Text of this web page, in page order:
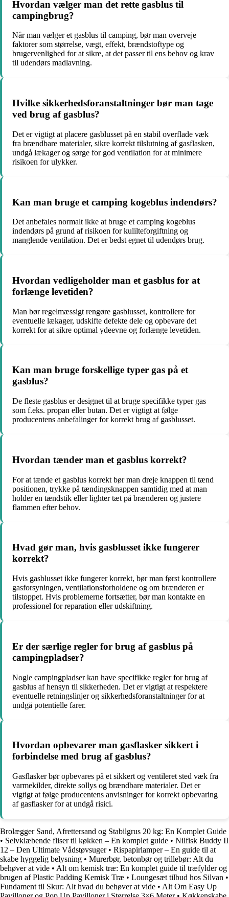
Hvordan vælger man det rette gasblus til
campingbrug?
Når man vælger et gasblus til camping, bør man overveje
faktorer som størrelse, vægt, effekt, brændstoftype og
brugervenlighed for at sikre, at det passer til ens behov og krav
til udendørs madlavning.
Hvilke sikkerhedsforanstaltninger bør man tage
ved brug af gasblus?
Det er vigtigt at placere gasblusset på en stabil overflade væk
fra brændbare materialer, sikre korrekt tilslutning af gasflasken,
undgå lækager og sørge for god ventilation for at minimere
risikoen for ulykker.
Kan man bruge et camping kogeblus indendørs?
Det anbefales normalt ikke at bruge et camping kogeblus
indendørs på grund af risikoen for kulilteforgiftning og
manglende ventilation. Det er bedst egnet til udendørs brug.
Hvordan vedligeholder man et gasblus for at
forlænge levetiden?
Man bør regelmæssigt rengøre gasblusset, kontrollere for
eventuelle lækager, udskifte defekte dele og opbevare det
korrekt for at sikre optimal ydeevne og forlænge levetiden.
Kan man bruge forskellige typer gas på et
gasblus?
De fleste gasblus er designet til at bruge specifikke typer gas
som f.eks. propan eller butan. Det er vigtigt at følge
producentens anbefalinger for korrekt brug af gasblusset.
Hvordan tænder man et gasblus korrekt?
For at tænde et gasblus korrekt bør man dreje knappen til tænd
positionen, trykke på tændingsknappen samtidig med at man
holder en tændstik eller lighter tæt på brænderen og justere
flammen efter behov.
Hvad gør man, hvis gasblusset ikke fungerer
korrekt?
Hvis gasblusset ikke fungerer korrekt, bør man først kontrollere
gasforsyningen, ventilationsforholdene og om brænderen er
tilstoppet. Hvis problemerne fortsætter, bør man kontakte en
professionel for reparation eller udskiftning.
Er der særlige regler for brug af gasblus på
campingpladser?
Nogle campingpladser kan have specifikke regler for brug af
gasblus af hensyn til sikkerheden. Det er vigtigt at respektere
eventuelle retningslinjer og sikkerhedsforanstaltninger for at
undgå potentielle farer.
Hvordan opbevarer man gasflasker sikkert i
forbindelse med brug af gasblus?
Gasflasker bør opbevares på et sikkert og ventileret sted væk fra
varmekilder, direkte sollys og brændbare materialer. Det er
vigtigt at følge producentens anvisninger for korrekt opbevaring
af gasflasker for at undgå risici.
Brolægger Sand, Afrettersand og Stabilgrus 20 kg: En Komplet Guide
• Selvklæbende fliser til køkken – En komplet guide • Nilfisk Buddy II
12 – Den Ultimate Vådstøvsuger• Rispapirlamper – En guide til at
skabe hyggelig belysning • Murerbør, betonbør og trillebør: Alt du
behøver at vide • Alt om kemisk træ: En komplet guide til træfylder og
brugen af Plastic Padding Kemisk Træ • Loungesæt tilbud hos Silvan •
Fundament til Skur: Alt hvad du behøver at vide • Alt Om Easy Up